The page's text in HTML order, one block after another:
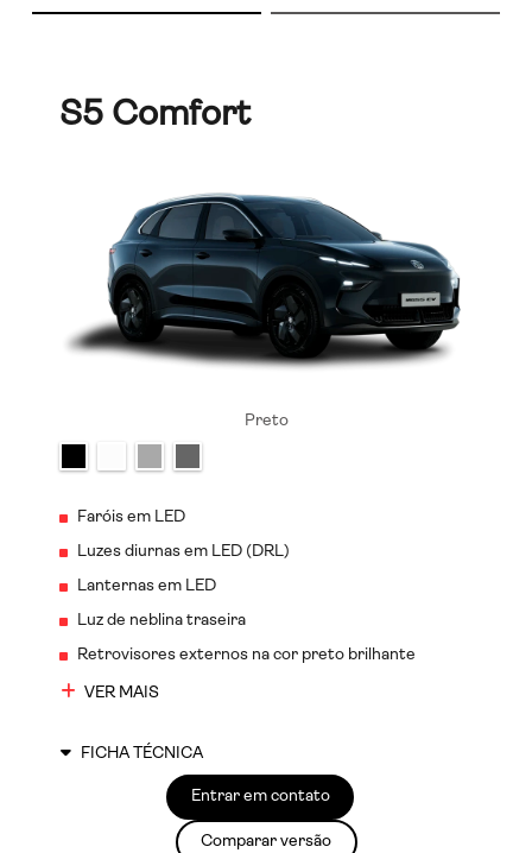
S5 Comfort
Preto
Faróis em LED
Luzes diurnas em LED (DRL)
Lanternas em LED
Luz de neblina traseira
Retrovisores externos na cor preto brilhante
VER MAIS
FICHA TÉCNICA
Entrar em contato
Comparar versão